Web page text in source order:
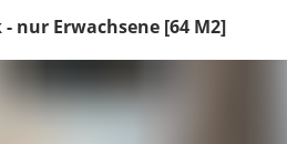
nur Erwachsene [64 M2]